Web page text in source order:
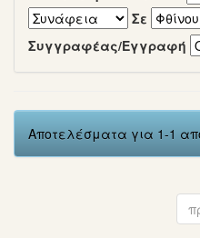
Σε
Συγγραφέας/Εγγραφή
Αποτελέσματα για 1-1